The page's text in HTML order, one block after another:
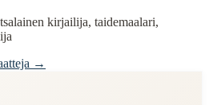
kirjailija, taidemaalari,
→